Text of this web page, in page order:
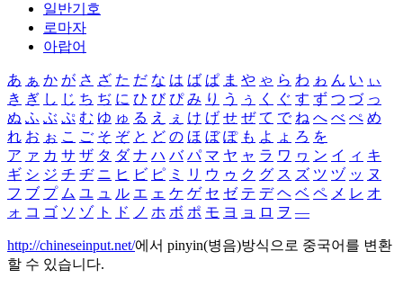
일반기호
로마자
아랍어
あ ぁ か が さ ざ た だ な は ば ぱ ま や ゃ ら わ ゎ ん い ぃ
き ぎ し じ ち ぢ に ひ び ぴ み り う ぅ く ぐ す ず つ づ っ
ぬ ふ ぶ ぷ む ゆ ゅ る え ぇ け げ せ ぜ て で ね へ べ ぺ め
れ お ぉ こ ご そ ぞ と ど の ほ ぼ ぽ も よ ょ ろ を
ア ァ カ サ ザ タ ダ ナ ハ バ パ マ ヤ ャ ラ ワ ヮ ン イ ィ キ
ギ シ ジ チ ヂ ニ ヒ ビ ピ ミ リ ウ ゥ ク グ ス ズ ツ ヅ ッ ヌ
フ ブ プ ム ユ ュ ル エ ェ ケ ゲ セ ゼ テ デ ヘ ベ ペ メ レ オ
ォ コ ゴ ソ ゾ ト ド ノ ホ ボ ポ モ ヨ ョ ロ ヲ ―
http://chineseinput.net/에서 pinyin(병음)방식으로 중국어를 변환
할 수 있습니다.